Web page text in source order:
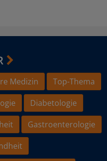
Medizin
Top-Thema
Diabetologie
Gastroenterologie